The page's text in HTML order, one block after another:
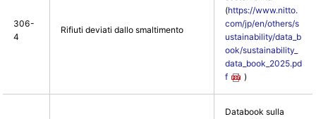
306-
4
Rifiuti deviati dallo smaltimento
(https://www.nitto.
com/jp/en/others/s
ustainability/data_b
ook/sustainability_
data_book_2025.pd
f
)
Databook sulla